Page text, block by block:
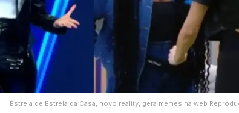
Estreia de Estrela da Casa, novo reality, gera memes na web